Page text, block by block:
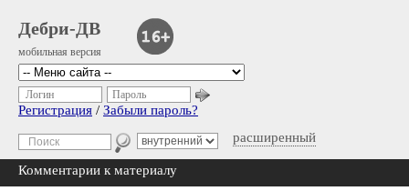
Дебри-ДВ
мобильная версия
расширенный
Логин Пароль
Регистрация / Забыли пароль?
Комментарии к материалу